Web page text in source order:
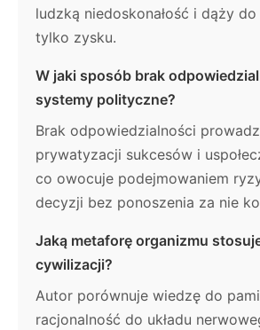
ludzką niedoskonałość i dąży
tylko zysku.
W jaki sposób brak
systemy polityczne?
Brak odpowiedzialności
prywatyzacji sukcesów i
co owocuje podejmowaniem
decyzji bez ponoszenia za nie
Jaką metaforę organizmu
cywilizacji?
Autor porównuje wiedzę do
racjonalność do układu